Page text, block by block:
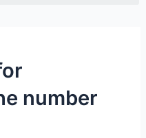
number